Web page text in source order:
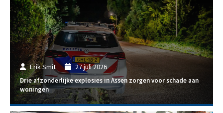
Erik Smit 27 juli 2026
Drie afzonderlijke explosies in Assen zorgen voor schade aan
woningen